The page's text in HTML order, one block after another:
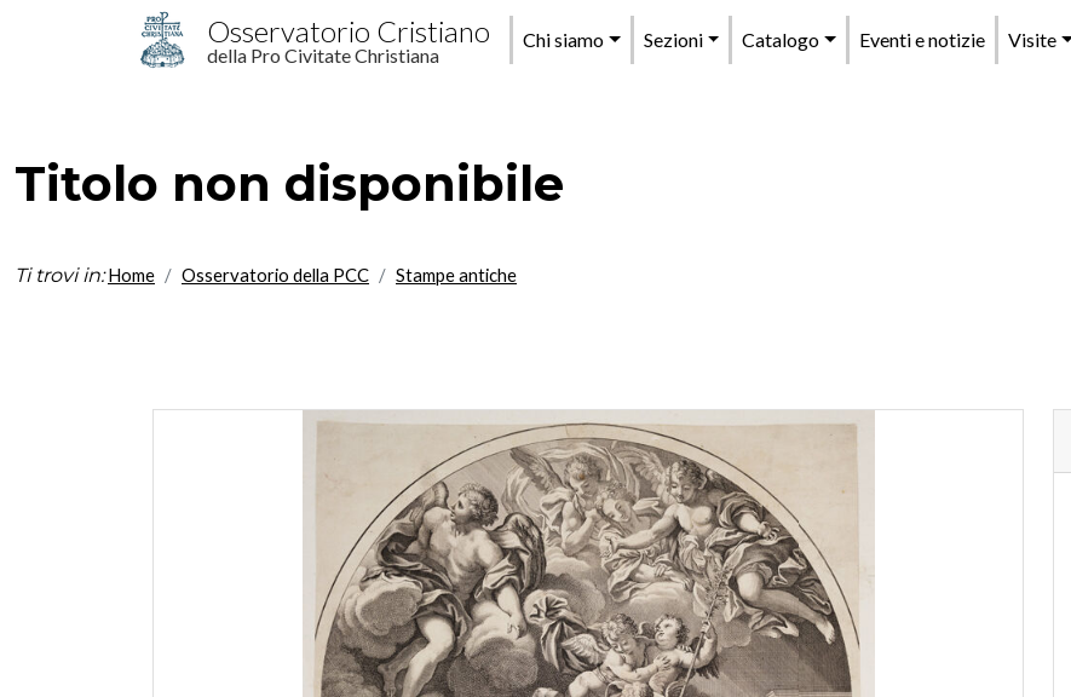
Salta al contenuto principale
Osservatorio Cristiano
della Pro Civitate Christiana
Menu
principale
Chi siamo Sezioni Catalogo Eventi e notizie Visite
Titolo non disponibile
Ti trovi in: Home Osservatorio della PCC Stampe antiche